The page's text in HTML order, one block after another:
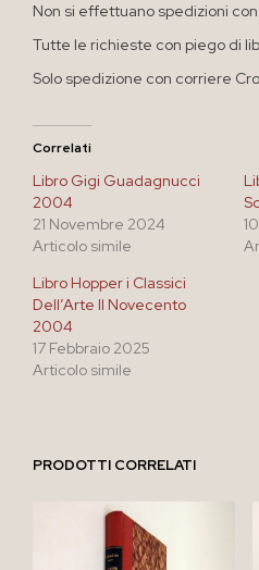
Non si effettuano spedizioni con
Tutte le richieste con piego di
Solo spedizione con corriere
Correlati
Libro Gigi Guadagnucci
2004
21 Novembre 2024
Articolo simile
Libro Hopper i Classici
Dell’Arte Il Novecento
2004
17 Febbraio 2025
Articolo simile
PRODOTTI CORRELATI